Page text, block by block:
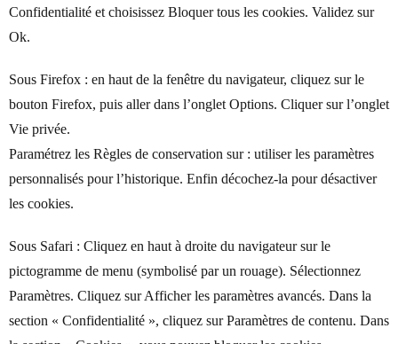
Confidentialité et choisissez Bloquer tous les cookies. Validez sur
Ok.
Sous Firefox : en haut de la fenêtre du navigateur, cliquez sur le
bouton Firefox, puis aller dans l’onglet Options. Cliquer sur l’onglet
Vie privée.
Paramétrez les Règles de conservation sur : utiliser les paramètres
personnalisés pour l’historique. Enfin décochez-la pour désactiver
les cookies.
Sous Safari : Cliquez en haut à droite du navigateur sur le
pictogramme de menu (symbolisé par un rouage). Sélectionnez
Paramètres. Cliquez sur Afficher les paramètres avancés. Dans la
section « Confidentialité », cliquez sur Paramètres de contenu. Dans